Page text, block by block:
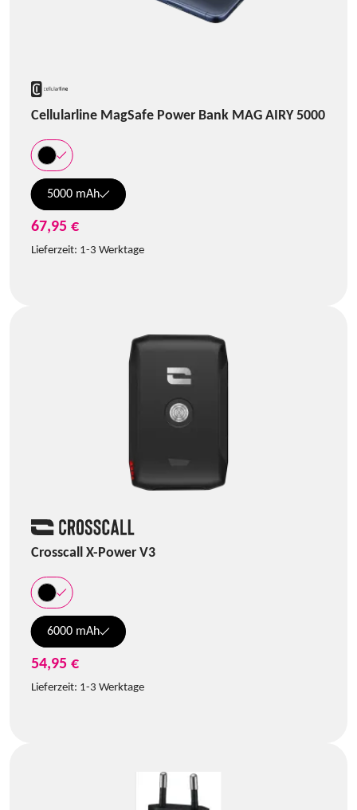
Cellularline MagSafe Power Bank MAG AIRY 5000
5000 mAh
67,95 €
Lieferzeit: 1-3 Werktage
Crosscall X-Power V3
6000 mAh
54,95 €
Lieferzeit: 1-3 Werktage